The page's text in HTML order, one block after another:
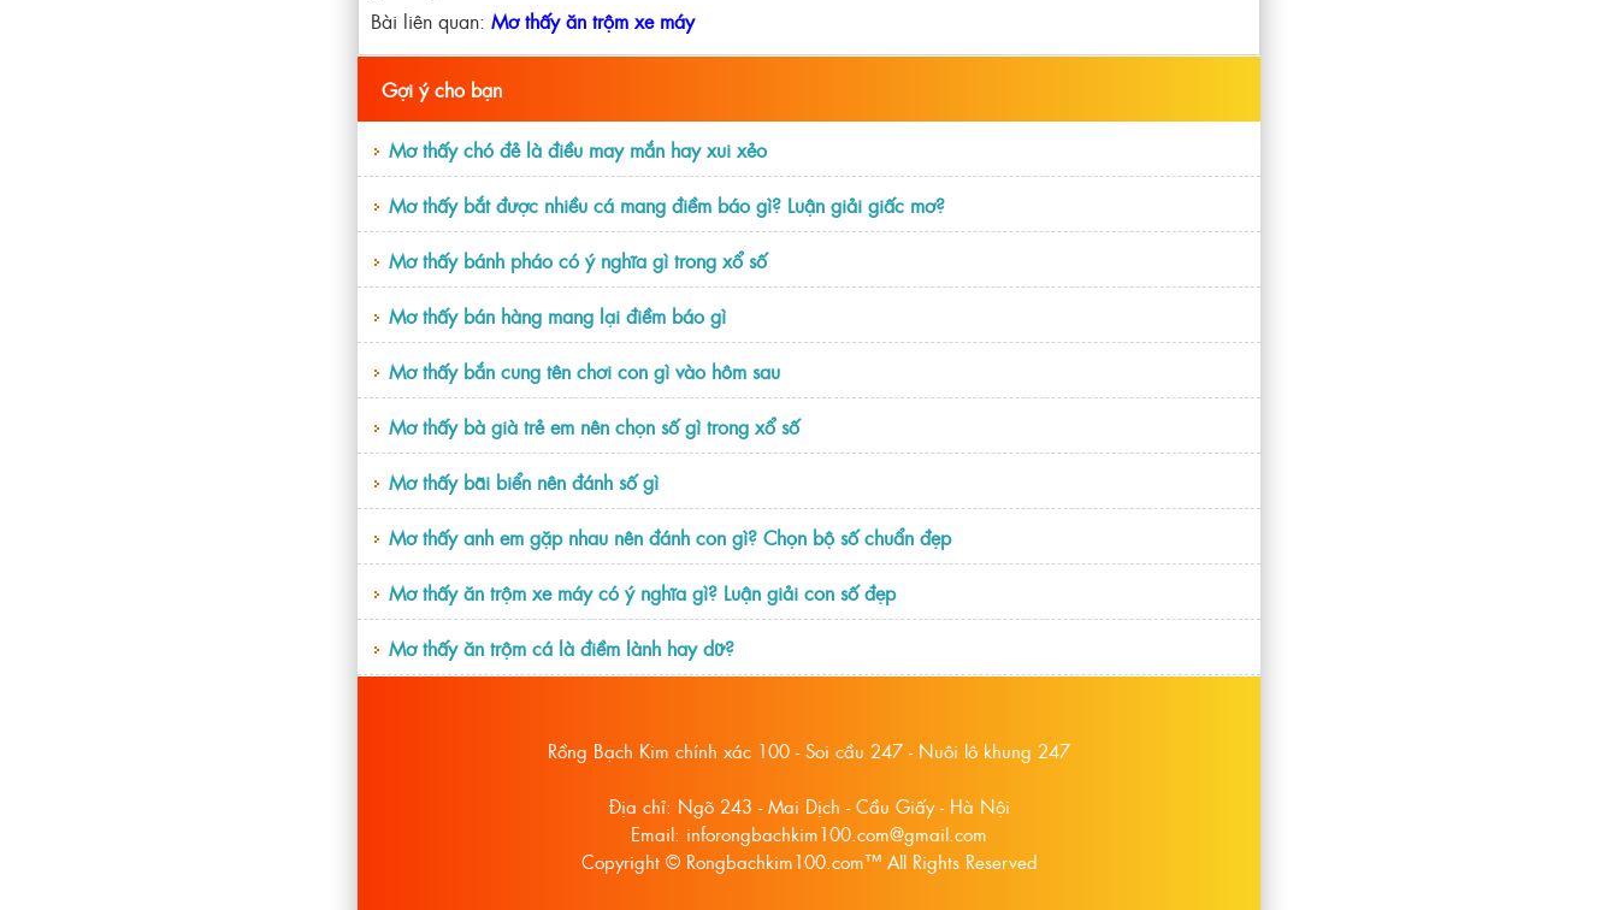
Bài liên quan: Mơ thấy ăn trộm xe máy
Gợi ý cho bạn
Mơ thấy chó đẻ là điều may mắn hay xui xẻo
Mơ thấy bắt được nhiều cá mang điềm báo gì? Luận giải giấc mơ?
Mơ thấy bánh pháo có ý nghĩa gì trong xổ số
Mơ thấy bán hàng mang lại điềm báo gì
Mơ thấy bắn cung tên chơi con gì vào hôm sau
Mơ thấy bà già trẻ em nên chọn số gì trong xổ số
Mơ thấy bãi biển nên đánh số gì
Mơ thấy anh em gặp nhau nên đánh con gì? Chọn bộ số chuẩn đẹp
Mơ thấy ăn trộm xe máy có ý nghĩa gì? Luận giải con số đẹp
Mơ thấy ăn trộm cá là điềm lành hay dữ?
Rồng Bạch Kim chính xác 100 - Soi cầu 247 - Nuôi lô khung 247
Địa chỉ: Ngõ 243 - Mai Dịch - Cầu Giấy - Hà Nội
Email: inforongbachkim100.com@gmail.com
Copyright © Rongbachkim100.com™ All Rights Reserved